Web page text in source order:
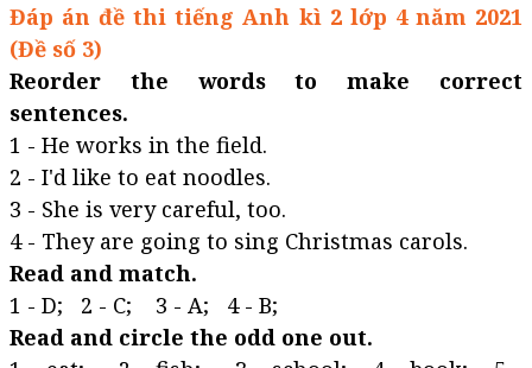
Đáp án đề thi tiếng Anh kì 2 lớp 4 năm 2021
(Đề số 3)
Reorder the words to make correct
sentences.
1 - He works in the field.
2 - I'd like to eat noodles.
3 - She is very careful, too.
4 - They are going to sing Christmas carols.
Read and match.
1 - D; 2 - C; 3 - A; 4 - B;
Read and circle the odd one out.